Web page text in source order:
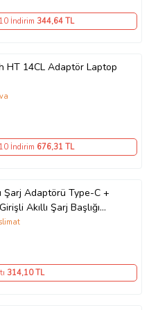
İndirim 344,64 TL
HT 14CL Adaptör Laptop
İndirim 676,31 TL
Şarj Adaptörü Type-C +
Akıllı Şarj Başlığı
314,10 TL